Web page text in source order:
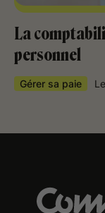
La
personnel
Gérer sa paie